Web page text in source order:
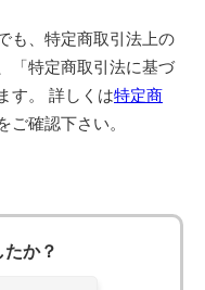
も、特定商取引法上の
「特定商取引法に基づ
す。 詳しくは特定商
ご確認下さい。
か？